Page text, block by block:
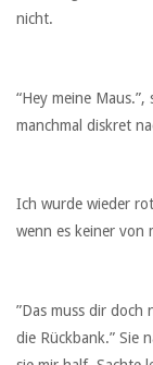
nicht.
“Hey meine
manchmal diskret
Ich wurde wieder
wenn es keiner von
”Das muss dir doch
die Rückbank.” Sie